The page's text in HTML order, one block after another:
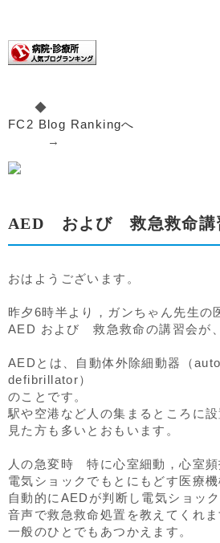
◆
FC2 Blog Rankingへ
→
AED および 救急救命講
おはようございます。
昨夕6時半より，ガンちゃん先生の
AED および 救急救命の講習会が
AEDとは、自動体外除細動器（
defibrillator）
のことです。
駅や空港など人の集まるところに
見た方も多いとおもいます。
人の急変時 特に心室細動，心室頻
電気ショックでもとにもどす医療機
自動的にAEDが判断し電気ショッ
音声で救急救命処置を教えてくれ
一般のひとでもあつかえます。